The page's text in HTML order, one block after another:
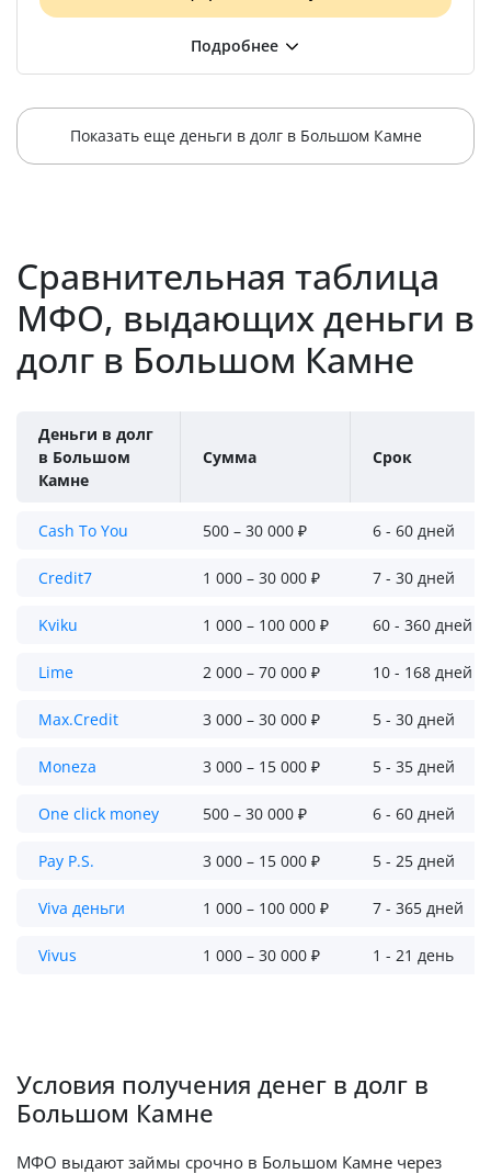
Показать еще деньги в долг в Большом Камне
Сравнительная таблица
МФО, выдающих деньги в
долг в Большом Камне
Деньги в долг
в Большом
Камне
Сумма Срок
Cash To You 500 – 30 000 ₽ 6 - 60 дней
Credit7 1 000 – 30 000 ₽ 7 - 30 дней
Kviku 1 000 – 100 000 ₽ 60 - 360 дней
Lime 2 000 – 70 000 ₽ 10 - 168 дней
Max.Credit 3 000 – 30 000 ₽ 5 - 30 дней
Moneza 3 000 – 15 000 ₽ 5 - 35 дней
One click money 500 – 30 000 ₽ 6 - 60 дней
Pay P.S. 3 000 – 15 000 ₽ 5 - 25 дней
Viva деньги 1 000 – 100 000 ₽ 7 - 365 дней
Vivus 1 000 – 30 000 ₽ 1 - 21 день
Условия получения денег в долг в
Большом Камне
МФО выдают займы срочно в Большом Камне через